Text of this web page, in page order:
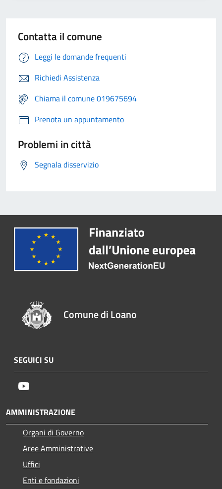
Contatta il comune
Leggi le domande frequenti
Richiedi Assistenza
Chiama il comune 019675694
Prenota un appuntamento
Problemi in città
Segnala disservizio
Comune di Loano
SEGUICI SU
AMMINISTRAZIONE
Organi di Governo
Aree Amministrative
Uffici
Enti e fondazioni